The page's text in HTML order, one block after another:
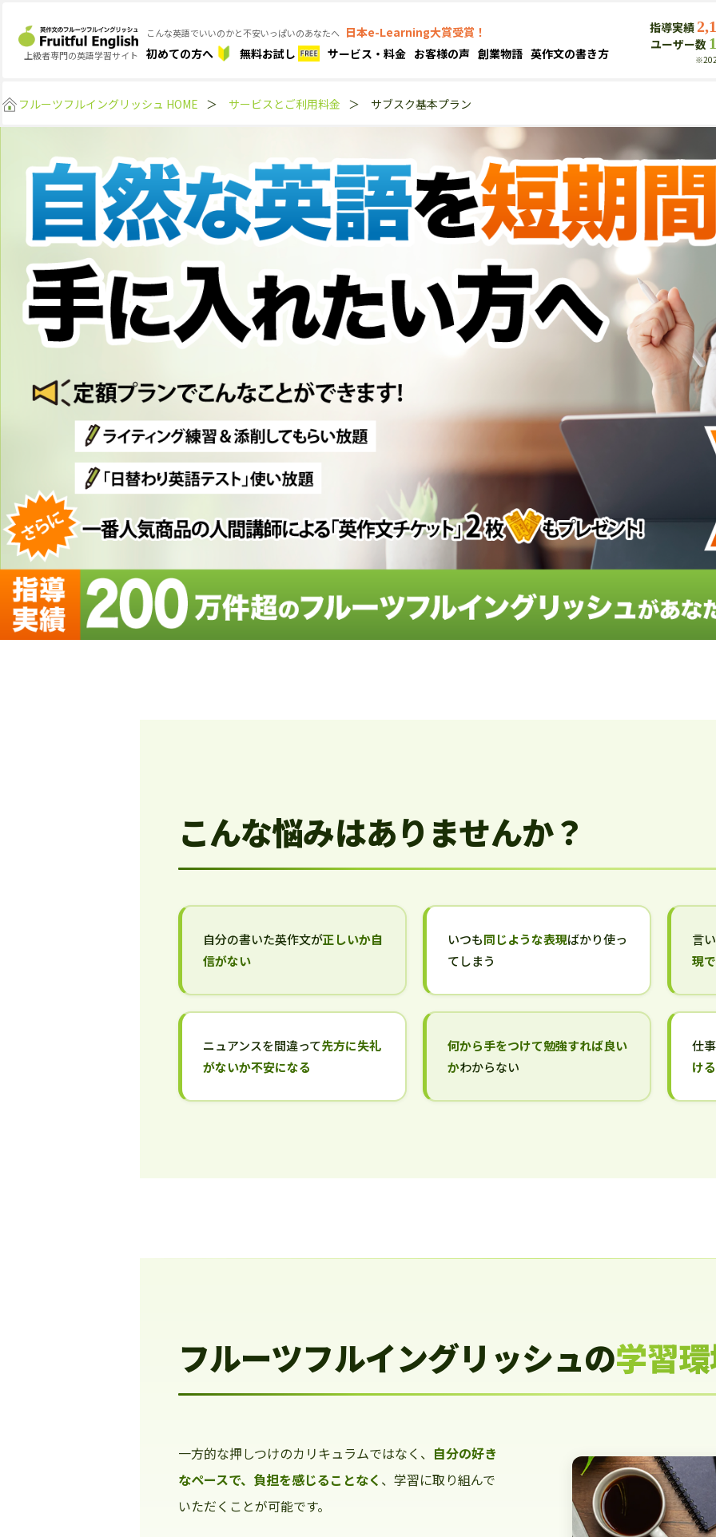
上級者専門の英語学習サイト
こんな英語でいいのかと不安いっぱいのあなたへ 日本e-Learning大賞受賞！
初めての方へ
無料お試し サービス・料金 お客様の声 創業物語 英作文の書き方
指導実績
ユーザー数
フルーツフルイングリッシュ HOME ＞ サービスとご利用料金 ＞ サブスク基本プラン
こんな悩みはありませんか？
自分の書いた英作文が正しいか自
信がない
いつも同じような表現ばかり使っ
てしまう
言
現
ニュアンスを間違って先方に失礼
がないか不安になる
何から手をつけて勉強すれば良い
かわからない
仕
け
フルーツフルイングリッシュの学習
一方的な押しつけのカリキュラムではなく、 自分の好き
なペースで、負担を感じることなく 、学習に取り組んで
いただくことが可能です。